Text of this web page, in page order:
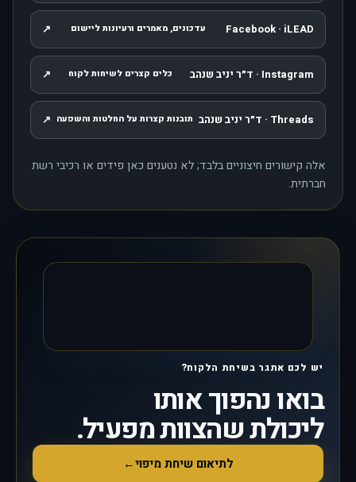
Facebook · iLEAD עדכונים, מאמרים ורעיונות ליישום ↗ , נפתח בחלון חדש
Instagram · ד״ר יניב שנהב כלים קצרים לשיחות לקוח ↗ , נפתח בחלון חדש
Threads · ד״ר יניב שנהב תובנות קצרות על החלטות והשפעה ↗ , נפתח בחלון חדש
אלה קישורים חיצוניים בלבד; לא נטענים כאן פידים או רכיבי רשת
חברתית.
יש לכם אתגר בשיחת הלקוח?
בואו נהפוך אותו
ליכולת שהצוות מפעיל.
לתיאום שיחת מיפוי←